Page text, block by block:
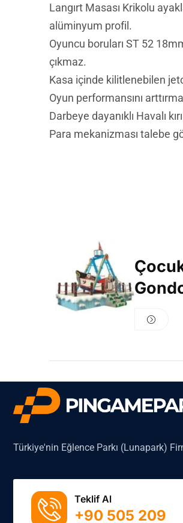
Langırt Masası Krikolu
alüminyum profil.
Oyuncu boruları ST 52
çıkmaz.
Kasa içinde kilitlenebilen
Oyun performansını
Darbeye dayanıklı Havalı
Para mekanizması talebe
Türkiye'nin Eğlence Parkı (Lunapark)
Teklif Al
+90 505 209